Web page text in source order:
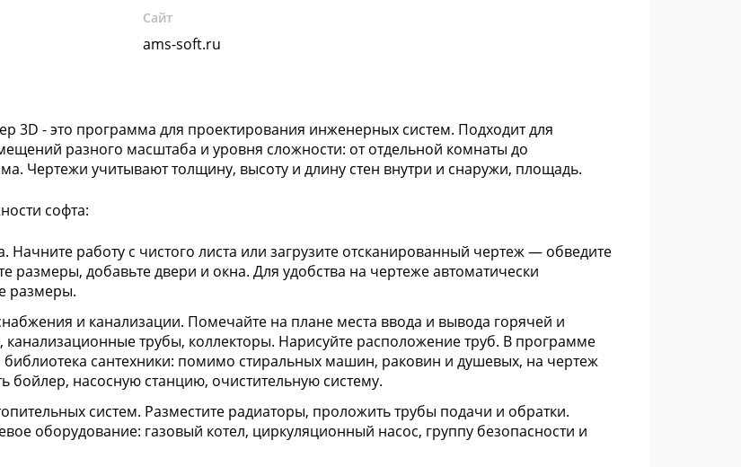
Сайт
ams-soft.ru
3D - это программа для проектирования инженерных систем. Подходит для
разного масштаба и уровня сложности: от отдельной комнаты до
Чертежи учитывают толщину, высоту и длину стен внутри и снаружи, площадь.
софта:
Начните работу с чистого листа или загрузите отсканированный чертеж — обведите
размеры, добавьте двери и окна. Для удобства на чертеже автоматически
размеры.
и канализации. Помечайте на плане места ввода и вывода горячей и
канализационные трубы, коллекторы. Нарисуйте расположение труб. В программе
библиотека сантехники: помимо стиральных машин, раковин и душевых, на чертеж
бойлер, насосную станцию, очистительную систему.
систем. Разместите радиаторы, проложить трубы подачи и обратки.
оборудование: газовый котел, циркуляционный насос, группу безопасности и